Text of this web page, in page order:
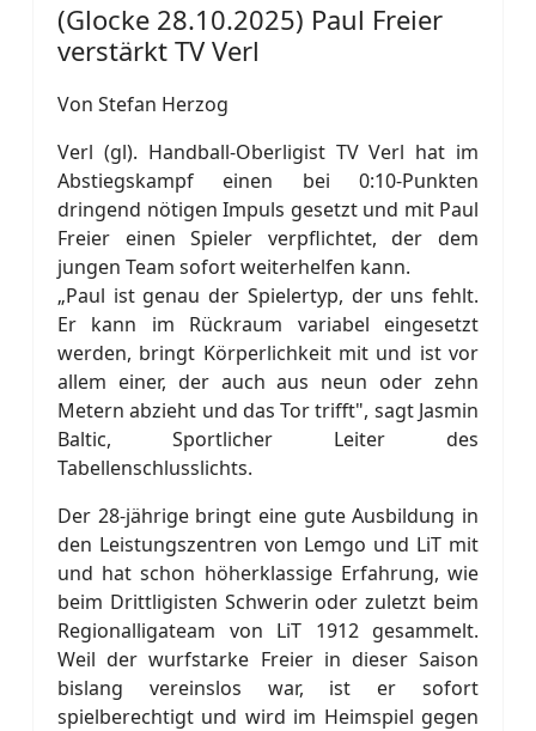
(Glocke 28.10.2025) Paul Freier
verstärkt TV Verl
Von Stefan Herzog
Verl (gl). Handball-Oberligist TV Verl hat im
Abstiegskampf einen bei 0:10-Punkten
dringend nötigen Impuls gesetzt und mit Paul
Freier einen Spieler verpflichtet, der dem
jungen Team sofort weiterhelfen kann.
„Paul ist genau der Spielertyp, der uns fehlt.
Er kann im Rückraum variabel eingesetzt
werden, bringt Körperlichkeit mit und ist vor
allem einer, der auch aus neun oder zehn
Metern abzieht und das Tor trifft", sagt Jasmin
Baltic, Sportlicher Leiter des
Tabellenschlusslichts.
Der 28-jährige bringt eine gute Ausbildung in
den Leistungszentren von Lemgo und LiT mit
und hat schon höherklassige Erfahrung, wie
beim Drittligisten Schwerin oder zuletzt beim
Regionalligateam von LiT 1912 gesammelt.
Weil der wurfstarke Freier in dieser Saison
bislang vereinslos war, ist er sofort
spielberechtigt und wird im Heimspiel gegen